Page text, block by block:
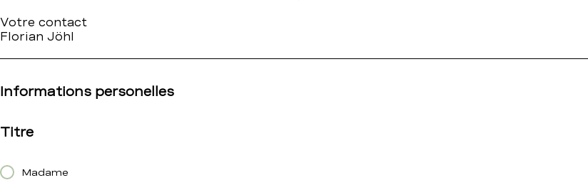
Votre contact
Florian Jöhl
Informations personelles
Titre
Madame